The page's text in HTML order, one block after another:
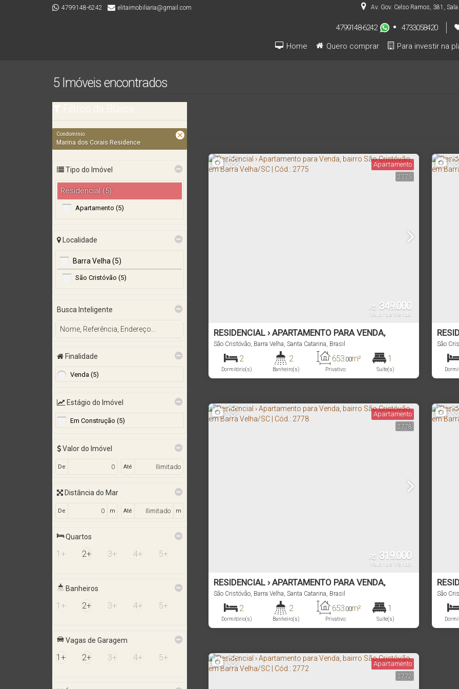
Av. Gov. Celso Ramos, 381 , Sala
4799148-6242 elitaimobiliaria@gmail.com
4799148-6242
4733058420
Para investir na
Quero comprar
Home
5 Imóveis encontrados
Filtros da Busca
Condomínio:
Marina dos Corais Residence
Tipo do Imóvel
Residencial (5)
Apartamento (5)
Localidade
Barra Velha (5)
São Cristóvão (5)
Busca Inteligente
Finalidade
Venda (5)
Estágio do Imóvel
Em Construção (5)
Valor do Imóvel
De Até
Distância do Mar
De m Até m
Quartos
1+ 2+ 3+ 4+ 5+
Banheiros
1+ 2+ 3+ 4+ 5+
Vagas de Garagem
1+ 2+ 3+ 4+ 5+
2775
Apartamento
R$ 349.000
Valor de Venda
RESIDENCIAL › APARTAMENTO PARA VENDA,
BAIRRO SÃO CRISTÓVÃO, EM BARRA VELHA/SC |
CÓD.: 2775
São Cristóvão, Barra Velha, Santa Catarina, Brasil
2
Dormitório(s)
2
Banheiro(s) Privativo:
653.00m² 1
Suíte(s)
1 ~ 2 1200m
São
2778
Apartamento
R$ 319.000
Valor de Venda
RESIDENCIAL › APARTAMENTO PARA VENDA,
BAIRRO SÃO CRISTÓVÃO, EM BARRA VELHA/SC |
CÓD.: 2778
São Cristóvão, Barra Velha, Santa Catarina, Brasil
2
Dormitório(s)
2
Banheiro(s) Privativo:
653.00m² 1
Suíte(s)
1 1200m
São
2772
Apartamento